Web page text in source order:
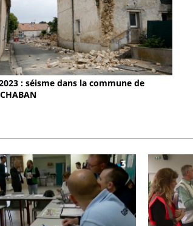
: séisme dans la commune de